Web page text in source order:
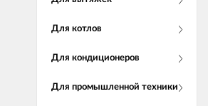
Для котлов
Для кондиционеров
Для промышленной техники